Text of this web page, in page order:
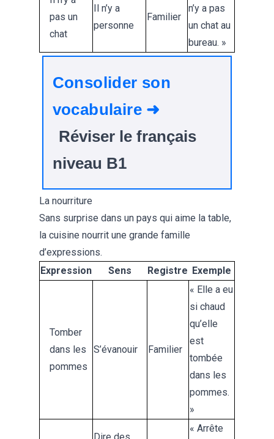
pas un
chat
Il n’y a
personne
Familier
n’y a pas
un chat au
bureau. »
Consolider son
vocabulaire ➜
Réviser le français
niveau B1
La nourriture
Sans surprise dans un pays qui aime la table,
la cuisine nourrit une grande famille
d’expressions.
Expression
Sens Registre Exemple
Tomber
dans les
pommes
S’évanouir Familier
« Elle a eu
si chaud
qu’elle
est
tombée
dans les
pommes.
»
« Arrête